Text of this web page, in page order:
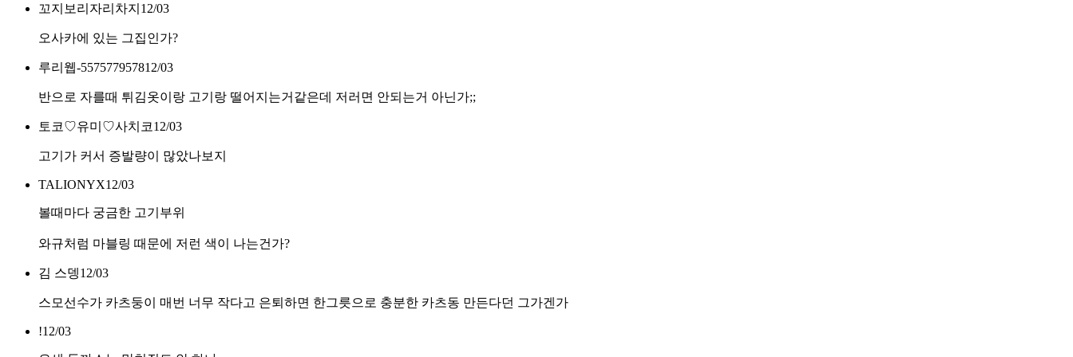
꼬지보리자리차지 12/03
오사카에 있는 그집인가?
루리웹-557577957812/03
반으로 자를때 튀김옷이랑 고기랑 떨어지는거같은데 저러면 안되는거 아닌가;;
토코♡유미♡사치코12/03
고기가 커서 증발량이 많았나보지
TALIONYX12/03
볼때마다 궁금한 고기부위
와규처럼 마블링 때문에 저런 색이 나는건가?
김 스뎅12/03
스모선수가 카츠둥이 매번 너무 작다고 은퇴하면 한그릇으로 충분한 카츠동 만든다던 그가겐가
!12/03